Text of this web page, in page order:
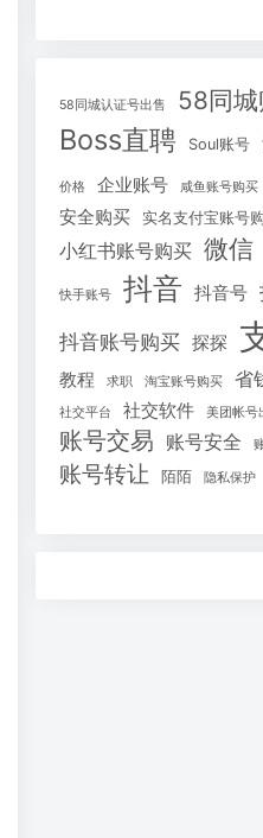
58同城认证号出售 58同
Boss直聘 Soul账号
价格 企业账号 咸鱼账号购买
安全购买 实名支付宝账号
小红书账号购买 微信
快手账号 抖音 抖音号
抖音账号购买 探探
教程 求职 淘宝账号购买 省
社交平台 社交软件 美团帐号
账号交易 账号安全
账号转让 陌陌 隐私保护